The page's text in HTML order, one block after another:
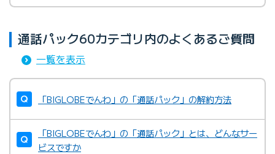
通話パック60カテゴリ内のよくあるご質問
一覧を表示
「BIGLOBEでんわ」の「通話パック」の解約方法
「BIGLOBEでんわ」の「通話パック」とは、どんなサー
ビスですか